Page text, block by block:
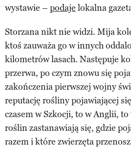
wystawie – podaje lokalna
Storzana nikt nie widzi. Mija
ktoś zauważa go w innych
kilometrów lasach. Następuje
przerwa, po czym znowu się
zakończenia pierwszej wojny
reputację rośliny pojawiającej
czasem w Szkocji, to w Anglii,
roślin zastanawiają się, gdzie
razem i które zwierzęta